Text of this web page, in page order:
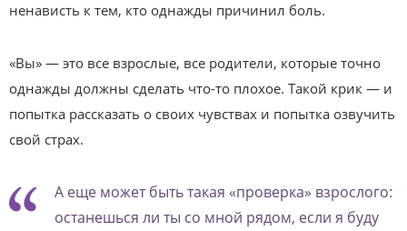
ненависть к тем, кто однажды причинил боль.
«Вы» — это все взрослые, все родители, которые точно
однажды должны сделать что-то плохое. Такой крик — и
попытка рассказать о своих чувствах и попытка озвучить
свой страх.
А еще может быть такая «проверка» взрослого:
останешься ли ты со мной рядом, если я буду